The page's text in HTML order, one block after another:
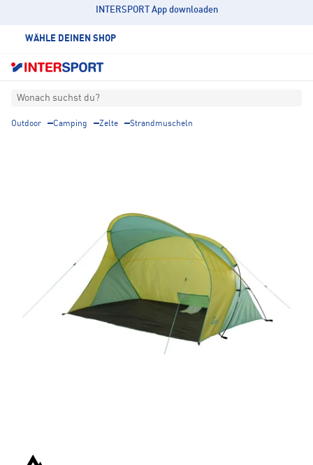
INTERSPORT App downloaden
WÄHLE DEINEN SHOP
Wonach suchst du?
Outdoor Camping Zelte Strandmuscheln